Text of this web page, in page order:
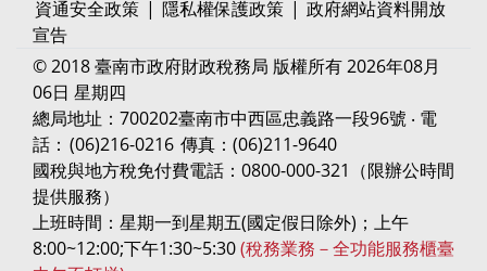
資通安全政策 | 隱私權保護政策 | 政府網站資料開放
宣告
© 2018 臺南市政府財政稅務局 版權所有 2026年08月
06日 星期四
總局地址：700202臺南市中西區忠義路一段96號 ‧ 電
話： (06)216-0216 傳真：(06)211-9640
國稅與地方稅免付費電話：0800-000-321（限辦公時間
提供服務）
上班時間：星期一到星期五(國定假日除外)；上午
8:00~12:00;下午1:30~5:30(稅務業務－全功能服務櫃臺